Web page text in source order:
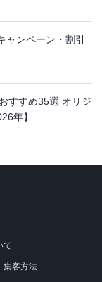
ャンペーン・割引
すすめ35選 オリジ
年】
て
集客方法